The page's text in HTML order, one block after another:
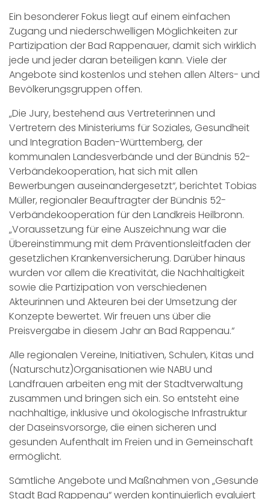
Ein besonderer Fokus liegt auf einem einfachen
Zugang und niederschwelligen Möglichkeiten zur
Partizipation der Bad Rappenauer, damit sich wirklich
jede und jeder daran beteiligen kann. Viele der
Angebote sind kostenlos und stehen allen Alters- und
Bevölkerungsgruppen offen.
„Die Jury, bestehend aus Vertreterinnen und
Vertretern des Ministeriums für Soziales, Gesundheit
und Integration Baden-Württemberg, der
kommunalen Landesverbände und der Bündnis 52-
Verbändekooperation, hat sich mit allen
Bewerbungen auseinandergesetzt“, berichtet Tobias
Müller, regionaler Beauftragter der Bündnis 52-
Verbändekooperation für den Landkreis Heilbronn.
„Voraussetzung für eine Auszeichnung war die
Übereinstimmung mit dem Präventionsleitfaden der
gesetzlichen Krankenversicherung. Darüber hinaus
wurden vor allem die Kreativität, die Nachhaltigkeit
sowie die Partizipation von verschiedenen
Akteurinnen und Akteuren bei der Umsetzung der
Konzepte bewertet. Wir freuen uns über die
Preisvergabe in diesem Jahr an Bad Rappenau.“
Alle regionalen Vereine, Initiativen, Schulen, Kitas und
(Naturschutz)Organisationen wie NABU und
Landfrauen arbeiten eng mit der Stadtverwaltung
zusammen und bringen sich ein. So entsteht eine
nachhaltige, inklusive und ökologische Infrastruktur
der Daseinsvorsorge, die einen sicheren und
gesunden Aufenthalt im Freien und in Gemeinschaft
ermöglicht.
Sämtliche Angebote und Maßnahmen von „Gesunde
Stadt Bad Rappenau“ werden kontinuierlich evaluiert